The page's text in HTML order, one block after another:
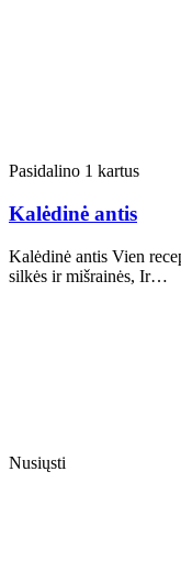
Pasidalino 1 kartus
Kalėdinė antis
Kalėdinė antis Vien
silkės ir mišrainės, Ir…
Nusiųsti